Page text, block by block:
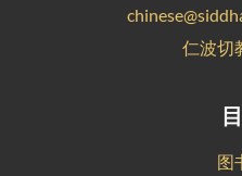
仁波切
图